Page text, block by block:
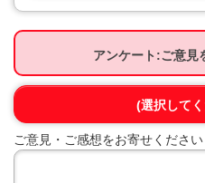
アンケート:ご意見
(選択して
ご意見・ご感想をお寄せください